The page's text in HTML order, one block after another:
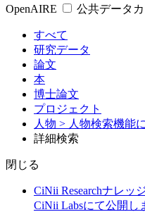
OpenAIRE
公共データ
すべて
研究データ
論文
本
博士論文
プロジェクト
人物 > 人物検索機能
詳細検索
閉じる
CiNii Researchナレッ
CiNii Labsにて公開し